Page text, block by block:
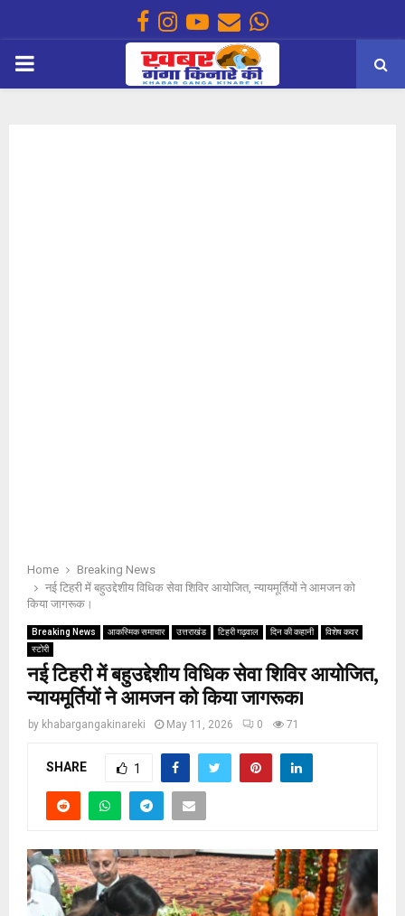
Facebook
Instagram
Youtube
EmailWhatsapp
PRIMARY
Home
Breaking News
नई टिहरी में बहुउद्देशीय विधिक सेवा शिविर आयोजित, न्यायमूर्तियों ने आमजन को
किया जागरूक।
Breaking News आकस्मिक समाचार उत्तराखंड टिहरी गढ़वाल दिन की कहानी
विशेष कवर
स्टोरी
नई टिहरी में बहुउद्देशीय विधिक सेवा शिविर आयोजित,
न्यायमूर्तियों ने आमजन को किया जागरूक।
by khabargangakinareki May 11, 2026 0 71
SHARE 1